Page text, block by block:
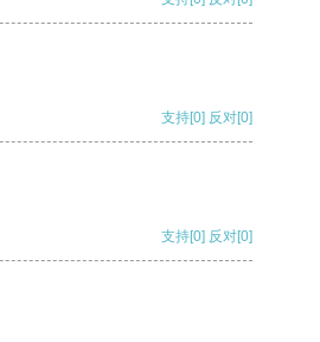
支持[0] 反对[0]
支持[0] 反对[0]